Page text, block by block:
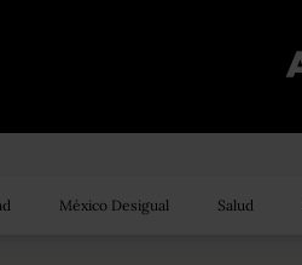
México Desigual Salud